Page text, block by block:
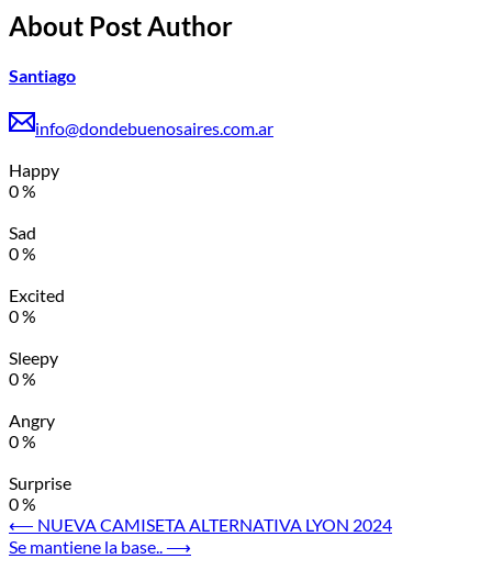
About Post Author
Santiago
info@dondebuenosaires.com.ar
Happy
0%
Sad
0%
Excited
0%
Sleepy
0%
Angry
0%
Surprise
0%
Navegación
de
⟵ NUEVA CAMISETA ALTERNATIVA LYON 2024
Se mantiene la base.. ⟶